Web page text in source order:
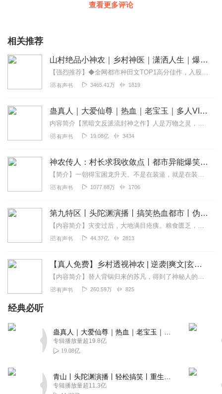
查看更多评论
相关推荐
山村绝品小神农｜乡村神医｜潇洒人生｜爆笑多女主爽文
【强烈推荐】◆全网都市种田文TOP1高分佳作，入股不亏◆求五星好评，求点赞收藏，求月票啦！【内容简介】仙泉种田，美容养颜，各方美女纷沓而至；神农传承，百草搭配，...
有声书 3465.41万 1819
蛊真人｜大爱仙尊｜热血｜老宝玉｜多人VIP免费有声剧
内容简介【黑暗文反派流封神之作】人是万物之灵，蛊是天地真精。一个穿越者不断重生的故事。一个养蛊、炼蛊、用蛊的奇特世界。配音组（男角色）老宝玉旁白...
有声书 19.08亿 3434
神农传人：村长求我收敛点丨都市异能爆笑多女主爽文
【简介】一朝得宝困龙升天。不是在装逼，就是在装逼的路上，不是在泡妞，就是在被泡的路上思考过“宝经，跟你商量个事。”“啥事？”“我干正事的时候你能不能关机？”神农...
有声书 1077.88万 1706
第九特区丨头陀渊演播丨搞笑热血都市丨伪戒丨VIP免费多人有声剧
【内容简介】灾变过后，大地满目疮痍。粮食匮乏，资源紧俏，局势混乱……一位从待规划区杀出来的青年，背对着漫天黄沙，孤身来到九区谋生，却不曾想偶然结识三五好友，一念...
有声书 44.37亿 2813
【真人免费】乡村透视神农 | 逆袭|爽文|玄幻|热血|免费收听
【内容简介】替人背锅归来的苏凡，得到了神秘人的传承，神力护体，灵气治病，救死扶伤。阴谋阳谋悄然靠近，他却始终坚定本心。踏破虚无，终成无上大道。。。。【作者/主播...
有声书 260.59万 825
经典必听
专辑播放量超19.8亿
19.08亿
专辑播放量超11.3亿